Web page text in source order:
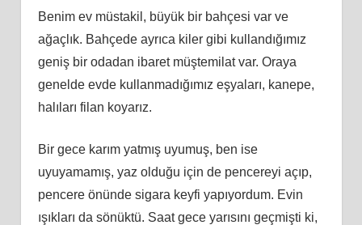
Benim ev müstakil, büyük bir bahçesi var ve
ağaçlık. Bahçede ayrıca kiler gibi kullandığımız
geniş bir odadan ibaret müştemilat var. Oraya
genelde evde kullanmadığımız eşyaları, kanepe,
halıları filan koyarız.
Bir gece karım yatmış uyumuş, ben ise
uyuyamamış, yaz olduğu için de pencereyi açıp,
pencere önünde sigara keyfi yapıyordum. Evin
ışıkları da sönüktü. Saat gece yarısını geçmişti ki,